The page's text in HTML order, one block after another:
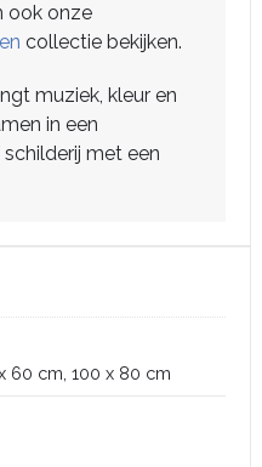
ook onze
collectie bekijken.
muziek, kleur en
in een
met een
60 cm, 100 x 80 cm